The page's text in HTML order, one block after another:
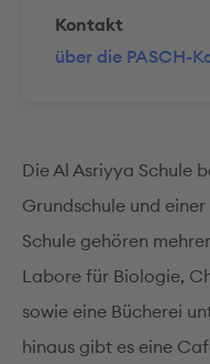
Kontakt
über die PASCH-
Die Al Asriyya Schule
Grundschule und
Schule gehören
Labore für Biologie,
sowie eine Bücherei
hinaus gibt es eine